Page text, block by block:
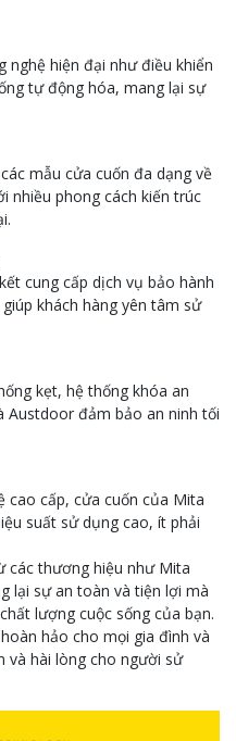
nghệ hiện đại như điều khiển
tự động hóa, mang lại sự
mẫu cửa cuốn đa dạng về
nhiều phong cách kiến trúc
cung cấp dịch vụ bảo hành
khách hàng yên tâm sử
kẹt, hệ thống khóa an
đảm bảo an ninh tối
cao cấp, cửa cuốn của Mita
suất sử dụng cao, ít phải
các thương hiệu như Mita
lại sự an toàn và tiện lợi mà
lượng cuộc sống của bạn.
hảo cho mọi gia đình và
và hài lòng cho người sử